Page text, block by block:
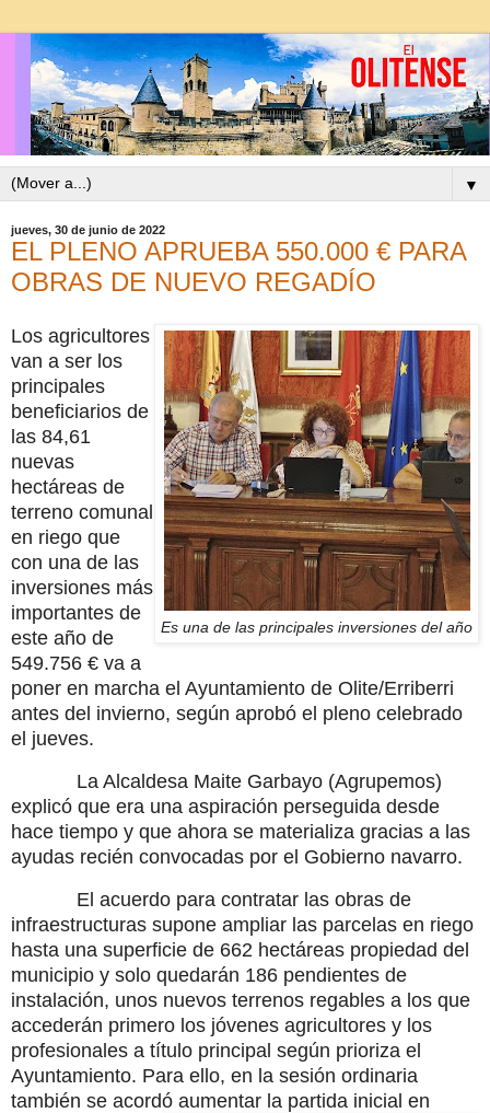
▼
jueves, 30 de junio de 2022
EL PLENO APRUEBA 550.000 € PARA
OBRAS DE NUEVO REGADÍO
Es una de las principales inversiones del año
Los agricultores
van a ser los
principales
beneficiarios de
las 84,61
nuevas
hectáreas de
terreno comunal
en riego que
con una de las
inversiones más
importantes de
este año de
549.756 € va a
poner en marcha el Ayuntamiento de Olite/Erriberri
antes del invierno, según aprobó el pleno celebrado
el jueves.
La Alcaldesa Maite Garbayo (Agrupemos)
explicó que era una aspiración perseguida desde
hace tiempo y que ahora se materializa gracias a las
ayudas recién convocadas por el Gobierno navarro.
El acuerdo para contratar las obras de
infraestructuras supone ampliar las parcelas en riego
hasta una superficie de 662 hectáreas propiedad del
municipio y solo quedarán 186 pendientes de
instalación, unos nuevos terrenos regables a los que
accederán primero los jóvenes agricultores y los
profesionales a título principal según prioriza el
Ayuntamiento. Para ello, en la sesión ordinaria
también se acordó aumentar la partida inicial en